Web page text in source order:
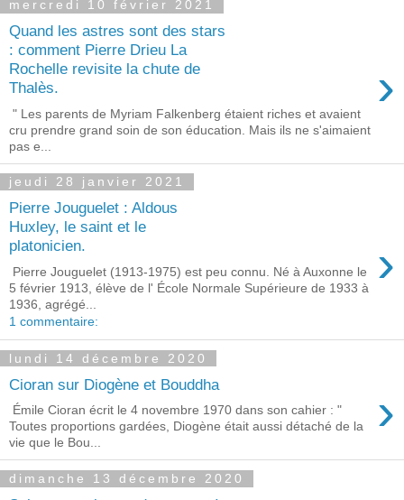
mercredi 10 février 2021
Quand les astres sont des stars
: comment Pierre Drieu La
Rochelle revisite la chute de
Thalès.
›
" Les parents de Myriam Falkenberg étaient riches et avaient
cru prendre grand soin de son éducation. Mais ils ne s'aimaient
pas e...
jeudi 28 janvier 2021
Pierre Jouguelet : Aldous
Huxley, le saint et le
platonicien.
›
Pierre Jouguelet (1913-1975) est peu connu. Né à Auxonne le
5 février 1913, élève de l' École Normale Supérieure de 1933 à
1936, agrégé...
1 commentaire:
lundi 14 décembre 2020
Cioran sur Diogène et Bouddha ›
Émile Cioran écrit le 4 novembre 1970 dans son cahier : "
Toutes proportions gardées, Diogène était aussi détaché de la
vie que le Bou...
dimanche 13 décembre 2020